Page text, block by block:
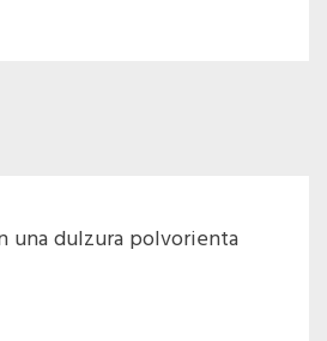
una dulzura polvorienta